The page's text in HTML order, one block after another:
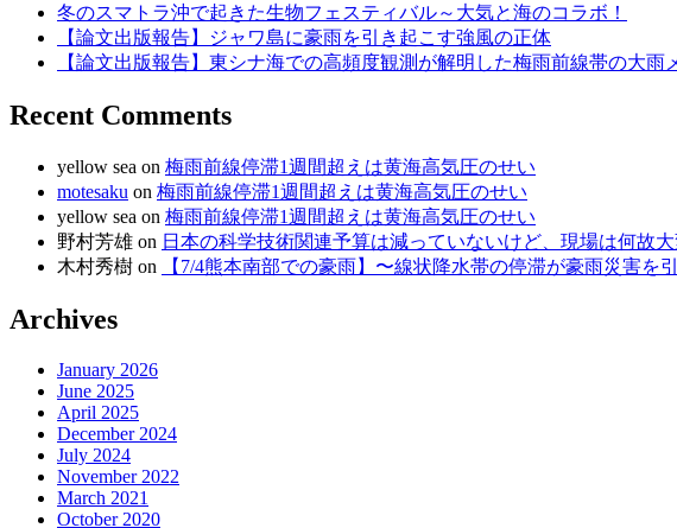
冬のスマトラ沖で起きた生物フェスティバル～大気と海のコラボ！
【論文出版報告】ジャワ島に豪雨を引き起こす強風の正体
【論文出版報告】東シナ海での高頻度観測が解明した梅雨前線帯の大雨
Recent Comments
yellow sea on 梅雨前線停滞1週間超えは黄海高気圧のせい
motesaku on 梅雨前線停滞1週間超えは黄海高気圧のせい
yellow sea on 梅雨前線停滞1週間超えは黄海高気圧のせい
野村芳雄 on 日本の科学技術関連予算は減っていないけど、現場は何故
木村秀樹 on 【7/4熊本南部での豪雨】〜線状降水帯の停滞が豪雨災害を
Archives
January 2026
June 2025
April 2025
December 2024
July 2024
November 2022
March 2021
October 2020